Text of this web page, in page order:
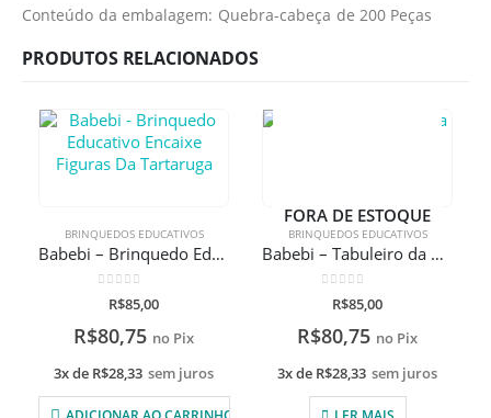
Conteúdo da embalagem: Quebra-cabeça de 200 Peças
PRODUTOS RELACIONADOS
BRINQUEDOS EDUCATIVOS
Babebi – Brinquedo Educativo Encaixe Figuras Da Tartaruga
de 5
R$85,00
R$80,75 no Pix
3x de R$28,33 sem juros
FORA DE ESTOQUE
BRINQUEDOS EDUCATIVOS
Babebi – Tabuleiro da Memória Joaninha Madeira
de 5
R$85,00
R$80,75 no Pix
3x de R$28,33 sem juros